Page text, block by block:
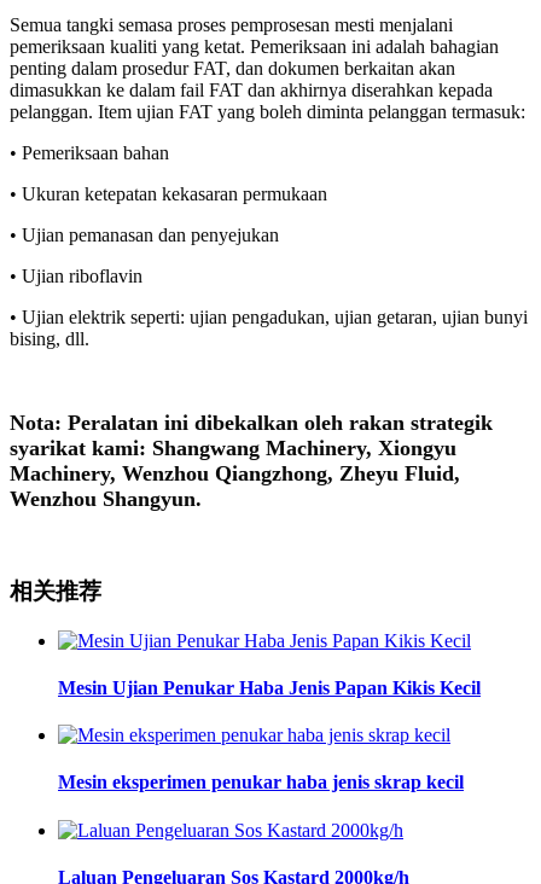
Semua tangki semasa proses pemprosesan mesti menjalani
pemeriksaan kualiti yang ketat. Pemeriksaan ini adalah bahagian
penting dalam prosedur FAT, dan dokumen berkaitan akan
dimasukkan ke dalam fail FAT dan akhirnya diserahkan kepada
pelanggan. Item ujian FAT yang boleh diminta pelanggan termasuk:
• Pemeriksaan bahan
• Ukuran ketepatan kekasaran permukaan
• Ujian pemanasan dan penyejukan
• Ujian riboflavin
• Ujian elektrik seperti: ujian pengadukan, ujian getaran, ujian bunyi
bising, dll.
Nota: Peralatan ini dibekalkan oleh rakan strategik
syarikat kami: Shangwang Machinery, Xiongyu
Machinery, Wenzhou Qiangzhong, Zheyu Fluid,
Wenzhou Shangyun.
相关推荐
Mesin Ujian Penukar Haba Jenis Papan Kikis Kecil
Mesin eksperimen penukar haba jenis skrap kecil
Laluan Pengeluaran Sos Kastard 2000kg/h